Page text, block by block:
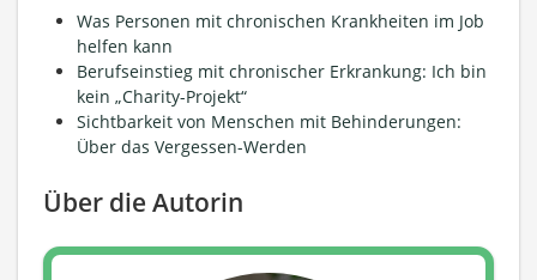
Was Personen mit chronischen Krankheiten im Job
helfen kann
Berufseinstieg mit chronischer Erkrankung: Ich bin
kein „Charity-Projekt“
Sichtbarkeit von Menschen mit Behinderungen:
Über das Vergessen-Werden
Über die Autorin